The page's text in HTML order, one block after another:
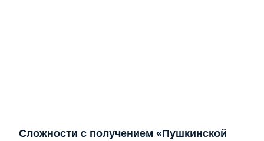
Сложности с получением «Пушкинской